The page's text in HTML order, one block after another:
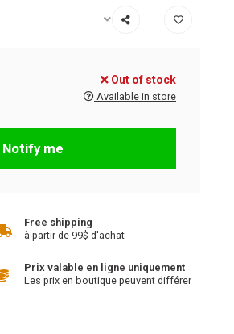
Out of stock
Available in store
Notify me
Free shipping
à partir de 99$ d'achat
Prix valable en ligne uniquement
Les prix en boutique peuvent différer